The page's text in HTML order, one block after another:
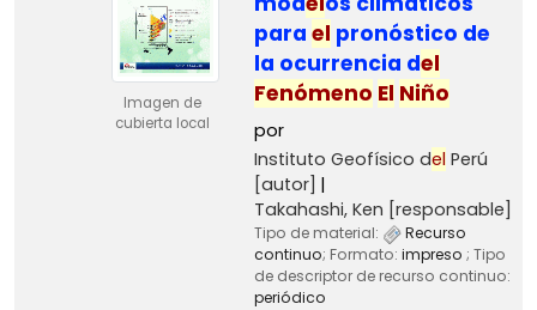
Imagen de
cubierta local
para el pronóstico de
la ocurrencia del
Fenómeno El Niño
por
Instituto Geofísico del Perú
[autor]
Takahashi, Ken [responsable]
Tipo de material:
Recurso
continuo; Formato: impreso ; Tipo
de descriptor de recurso continuo:
periódico